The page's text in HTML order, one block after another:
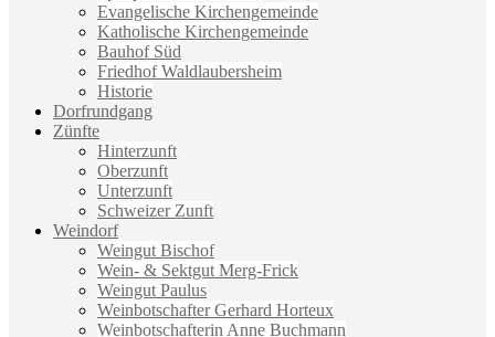
Evangelische Kirchengemeinde
Katholische Kirchengemeinde
Bauhof Süd
Friedhof Waldlaubersheim
Historie
Dorfrundgang
Zünfte
Hinterzunft
Oberzunft
Unterzunft
Schweizer Zunft
Weindorf
Weingut Bischof
Wein- & Sektgut Merg-Frick
Weingut Paulus
Weinbotschafter Gerhard Horteux
Weinbotschafterin Anne Buchmann